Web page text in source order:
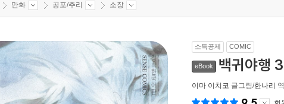
만화 공포/추리 소장
소득공제 COMIC
eBook 백귀야행
이마 이치코 글그림/한나리 역